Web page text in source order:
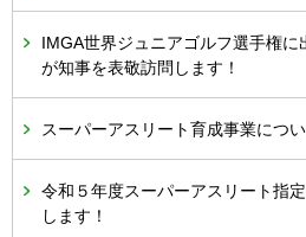
IMGA世界ジュニアゴルフ選手権
が知事を表敬訪問します！
スーパーアスリート育成事業につ
令和５年度スーパーアスリート指
します！